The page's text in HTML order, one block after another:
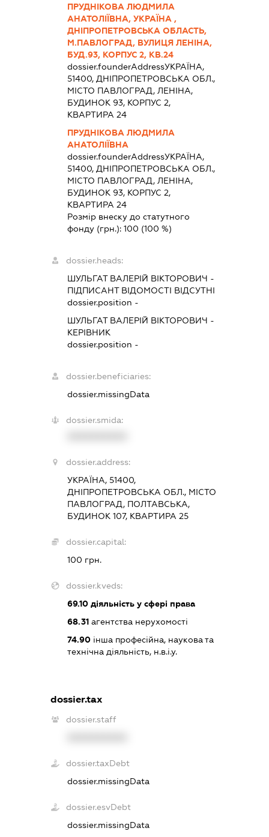
ПРУДНІКОВА ЛЮДМИЛА
АНАТОЛІЇВНА, УКРАЇНА ,
ДНІПРОПЕТРОВСЬКА ОБЛАСТЬ,
М.ПАВЛОГРАД, ВУЛИЦЯ ЛЕНІНА,
БУД.93, КОРПУС 2, КВ.24
dossier.founderAddressУКРАЇНА,
51400, ДНІПРОПЕТРОВСЬКА ОБЛ.,
МІСТО ПАВЛОГРАД, ЛЕНІНА,
БУДИНОК 93, КОРПУС 2,
КВАРТИРА 24
ПРУДНІКОВА ЛЮДМИЛА
АНАТОЛІЇВНА
dossier.founderAddressУКРАЇНА,
51400, ДНІПРОПЕТРОВСЬКА ОБЛ.,
МІСТО ПАВЛОГРАД, ЛЕНІНА,
БУДИНОК 93, КОРПУС 2,
КВАРТИРА 24
Розмір внеску до статутного
фонду (грн.):100 (100 %)
dossier.heads:
ШУЛЬГАТ ВАЛЕРІЙ ВІКТОРОВИЧ -
ПІДПИСАНТВІДОМОСТІ ВІДСУТНІ
dossier.position -
ШУЛЬГАТ ВАЛЕРІЙ ВІКТОРОВИЧ -
КЕРІВНИК
dossier.position -
dossier.beneficiaries:
dossier.missingData
dossier.smida:
dossier.address:
УКРАЇНА, 51400,
ДНІПРОПЕТРОВСЬКА ОБЛ., МІСТО
ПАВЛОГРАД, ПОЛТАВСЬКА,
БУДИНОК 107, КВАРТИРА 25
dossier.capital:
100 грн.
dossier.kveds:
69.10 діяльність у сфері права
68.31 агентства нерухомості
74.90 інша професійна, наукова та
технічна діяльність, н.в.і.у.
dossier.tax
dossier.staff
dossier.taxDebt
dossier.missingData
dossier.esvDebt
dossier.missingData